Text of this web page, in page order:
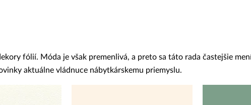
fólií. Móda je však premenlivá, a preto sa táto rada častejšie
aktuálne vládnuce nábytkárskemu priemyslu.